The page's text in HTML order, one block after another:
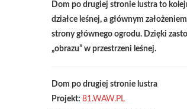
Dom po drugiej stronie lustra to
działce leśnej, a głównym
strony głównego ogrodu. Dzięki
„obrazu” w przestrzeni leśnej.
Dom po drugiej stronie lustra
Projekt: 81.WAW.PL